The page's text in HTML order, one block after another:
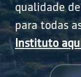
qualidade
para todas
Instituto